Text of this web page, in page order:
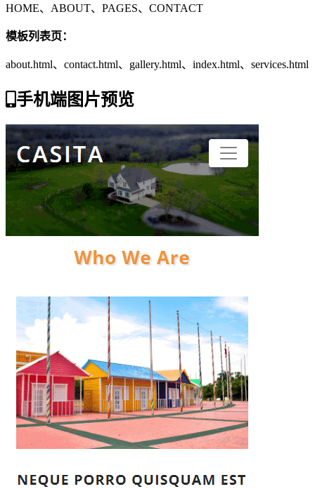
HOME、ABOUT、PAGES、CONTACT
模板列表页：
about.html、contact.html、gallery.html、index.html、services.html
手机端图片预览